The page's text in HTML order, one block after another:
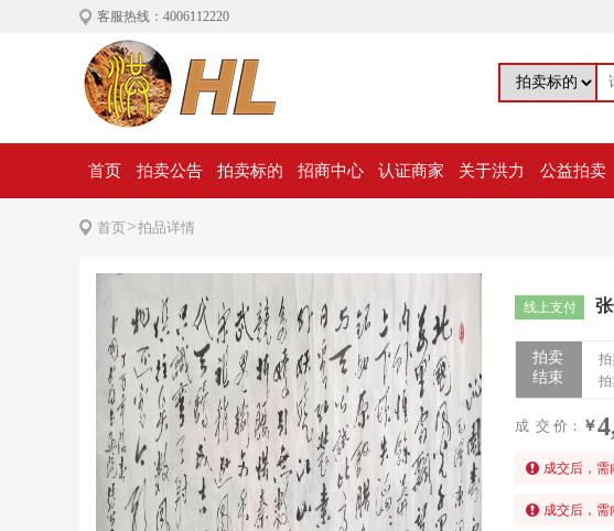
客服热线：4006112220
首页 拍卖公告 拍卖标的 招商中心 认证商家 关于洪力 公益拍卖
首页>拍品详情
线上支付
拍卖
结束
拍
拍
成 交 价： ￥
成交后，需
成交后，需